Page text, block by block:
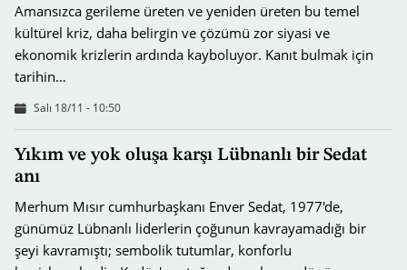
Amansızca gerileme üreten ve yeniden üreten bu temel
kültürel kriz, daha belirgin ve çözümü zor siyasi ve
ekonomik krizlerin ardında kayboluyor. Kanıt bulmak için
tarihin…
Salı 18/11 - 10:50
Yıkım ve yok oluşa karşı Lübnanlı bir Sedat
anı
Merhum Mısır cumhurbaşkanı Enver Sedat, 1977'de,
günümüz Lübnanlı liderlerin çoğunun kavrayamadığı bir
şeyi kavramıştı; sembolik tutumlar, konforlu